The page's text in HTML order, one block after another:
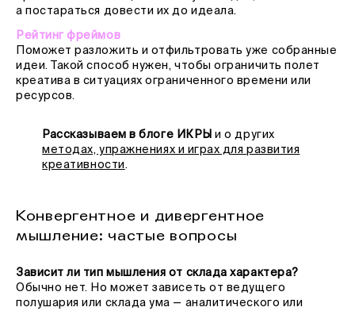
а постараться довести их до идеала.
Рейтинг фреймов
Поможет разложить и отфильтровать уже собранные
идеи. Такой способ нужен, чтобы ограничить полет
креатива в ситуациях ограниченного времени или
ресурсов.
Рассказываем в блоге ИКРЫ и о других
методах, упражнениях и играх для развития
креативности .
Конвергентное и дивергентное
мышление: частые вопросы
Зависит ли тип мышления от склада характера?
Обычно нет. Но может зависеть от ведущего
полушария или склада ума — аналитического или